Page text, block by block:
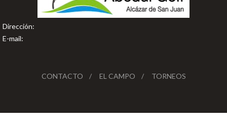
Dirección:
E-mail:
CONTACTO EL CAMPO TORNEOS